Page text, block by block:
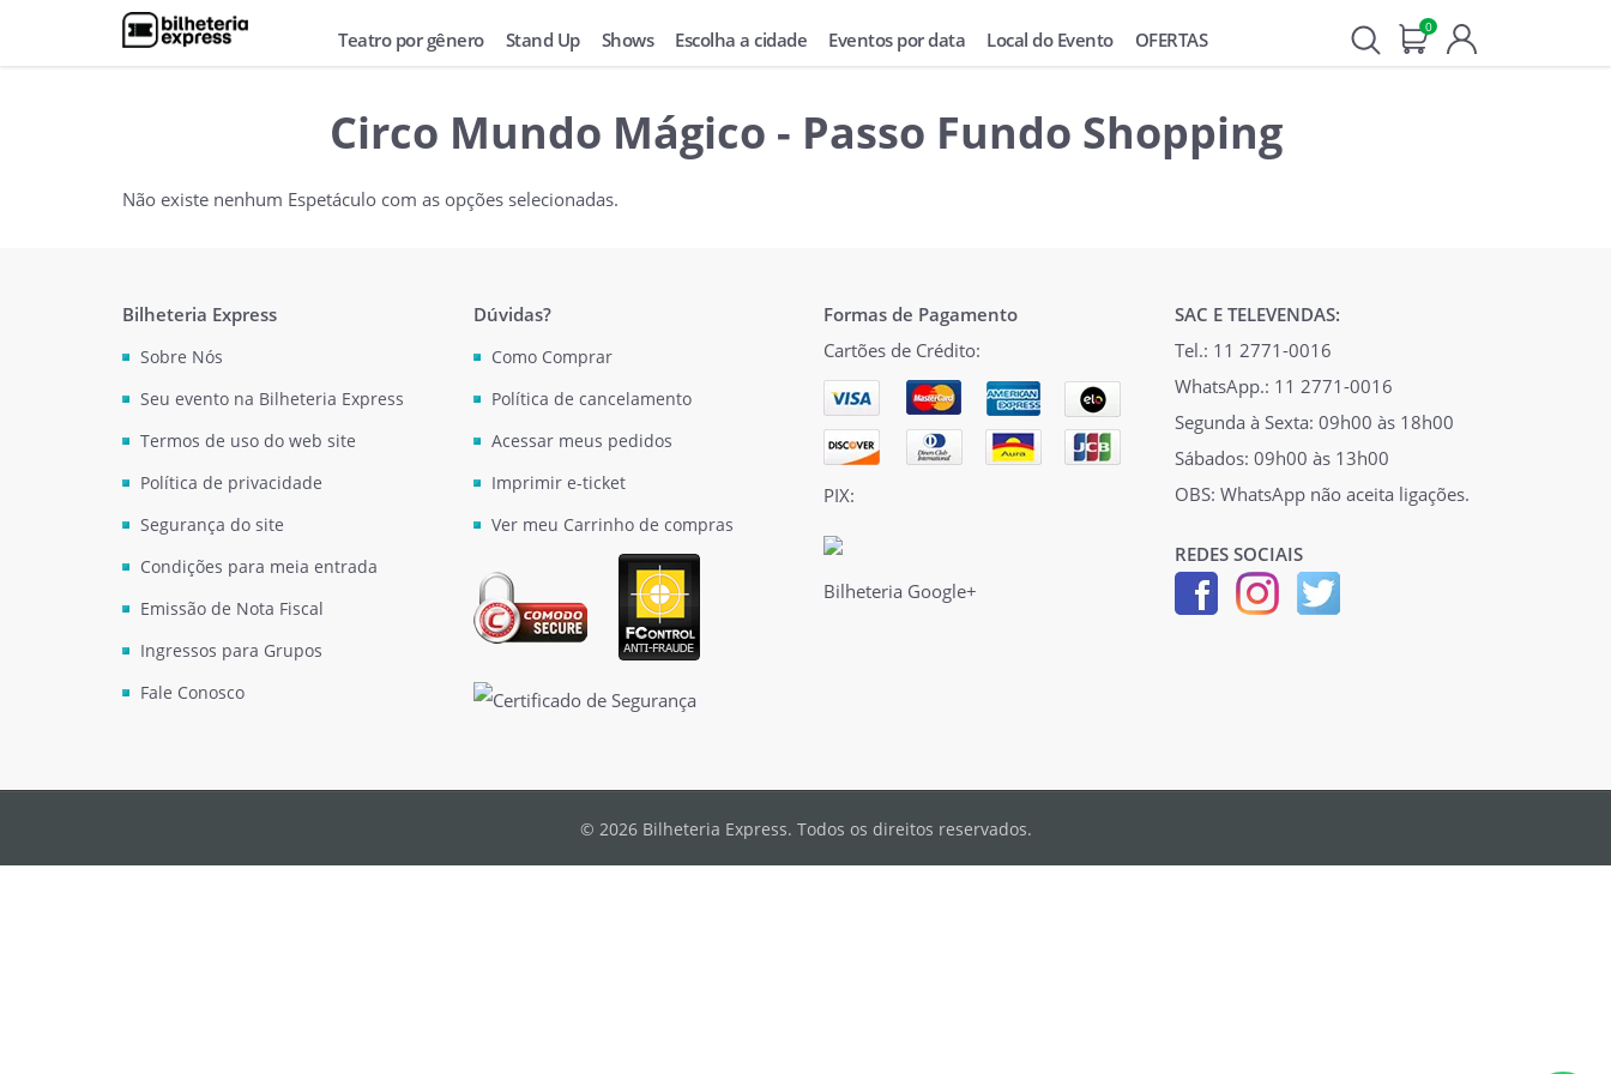
Teatro por gênero Stand Up Shows Escolha a cidade Eventos por data Local do Evento OFERTAS
0
Circo Mundo Mágico - Passo Fundo Shopping
Não existe nenhum Espetáculo com as opções selecionadas.
Bilheteria Express
Sobre Nós
Seu evento na Bilheteria Express
Termos de uso do web site
Política de privacidade
Segurança do site
Condições para meia entrada
Emissão de Nota Fiscal
Ingressos para Grupos
Fale Conosco
Dúvidas?
Como Comprar
Política de cancelamento
Acessar meus pedidos
Imprimir e-ticket
Ver meu Carrinho de compras
Formas de Pagamento
Cartões de Crédito:
PIX:
Bilheteria Google+
SAC E TELEVENDAS:
Tel.: 11 2771-0016
WhatsApp.: 11 2771-0016
Segunda à Sexta: 09h00 às 18h00
Sábados: 09h00 às 13h00
OBS: WhatsApp não aceita ligações.
REDES SOCIAIS
© 2026 Bilheteria Express. Todos os direitos reservados.